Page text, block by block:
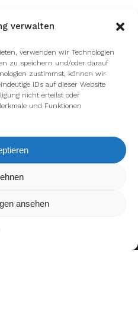
verwalten
verwenden wir Technologien
zu speichern und/oder darauf
zustimmst, können wir
IDs auf dieser Website
nicht erteilst oder
und Funktionen
ansehen
die bestmögliche Erfahrung auf
welche Cookies wir